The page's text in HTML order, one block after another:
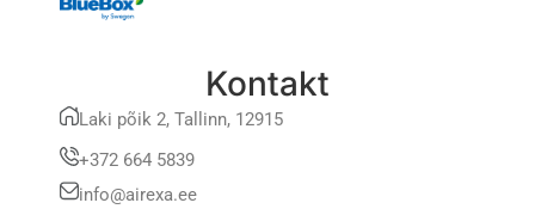
Kontakt
Laki põik 2, Tallinn, 12915
+372 664 5839
info@airexa.ee